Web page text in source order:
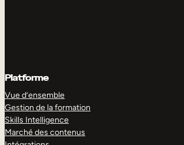
Platforme
Vue d’ensemble
Gestion de la formation
Skills Intelligence
Marché des contenus